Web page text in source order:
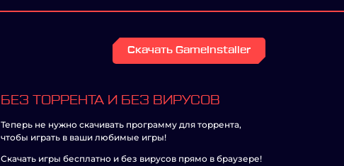
Скачать GameInstaller
БЕЗ ТОРРЕНТА И БЕЗ ВИРУСОВ
Теперь не нужно скачивать программу для торрента,
чтобы играть в ваши любимые игры!
Скачать игры бесплатно и без вирусов прямо в браузере!